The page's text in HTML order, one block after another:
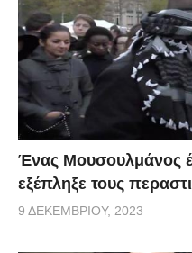
Ένας Μουσουλμάνος
εξέπληξε τους
9 ΔΕΚΕΜΒΡΊΟΥ, 2023